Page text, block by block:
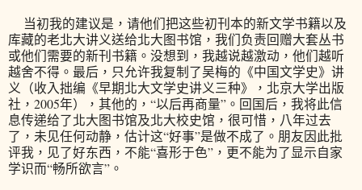
当初我的建议是，请他们把这些初刊本的新文学书籍以及
库藏的老北大讲义送给北大图书馆，我们负责回赠大套丛书
或他们需要的新刊书籍。没想到，我越说越激动，他们越听
越舍不得。最后，只允许我复制了吴梅的《中国文学史》讲
义（收入拙编《早期北大文学史讲义三种》，北京大学出版
社，2005年），其他的，“以后再商量”。回国后，我将此信
息传递给了北大图书馆及北大校史馆，很可惜，八年过去
了，未见任何动静，估计这“好事”是做不成了。朋友因此批
评我，见了好东西，不能“喜形于色”，更不能为了显示自家
学识而“畅所欲言”。